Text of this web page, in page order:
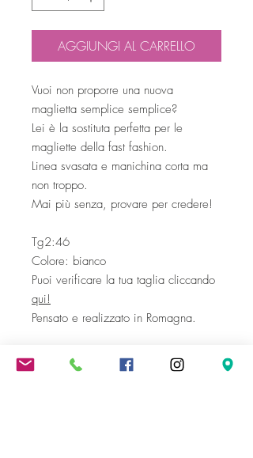
AGGIUNGI AL CARRELLO
Vuoi non proporre una nuova
maglietta semplice semplice?
Lei è la sostituta perfetta per le
magliette della fast fashion.
Linea svasata e manichina corta ma
non troppo.
Mai più senza, provare per credere!
Tg2:46
Colore: bianco
Puoi verificare la tua taglia cliccando
qui!
Pensato e realizzato in Romagna.
Lavare a 30 gradi.